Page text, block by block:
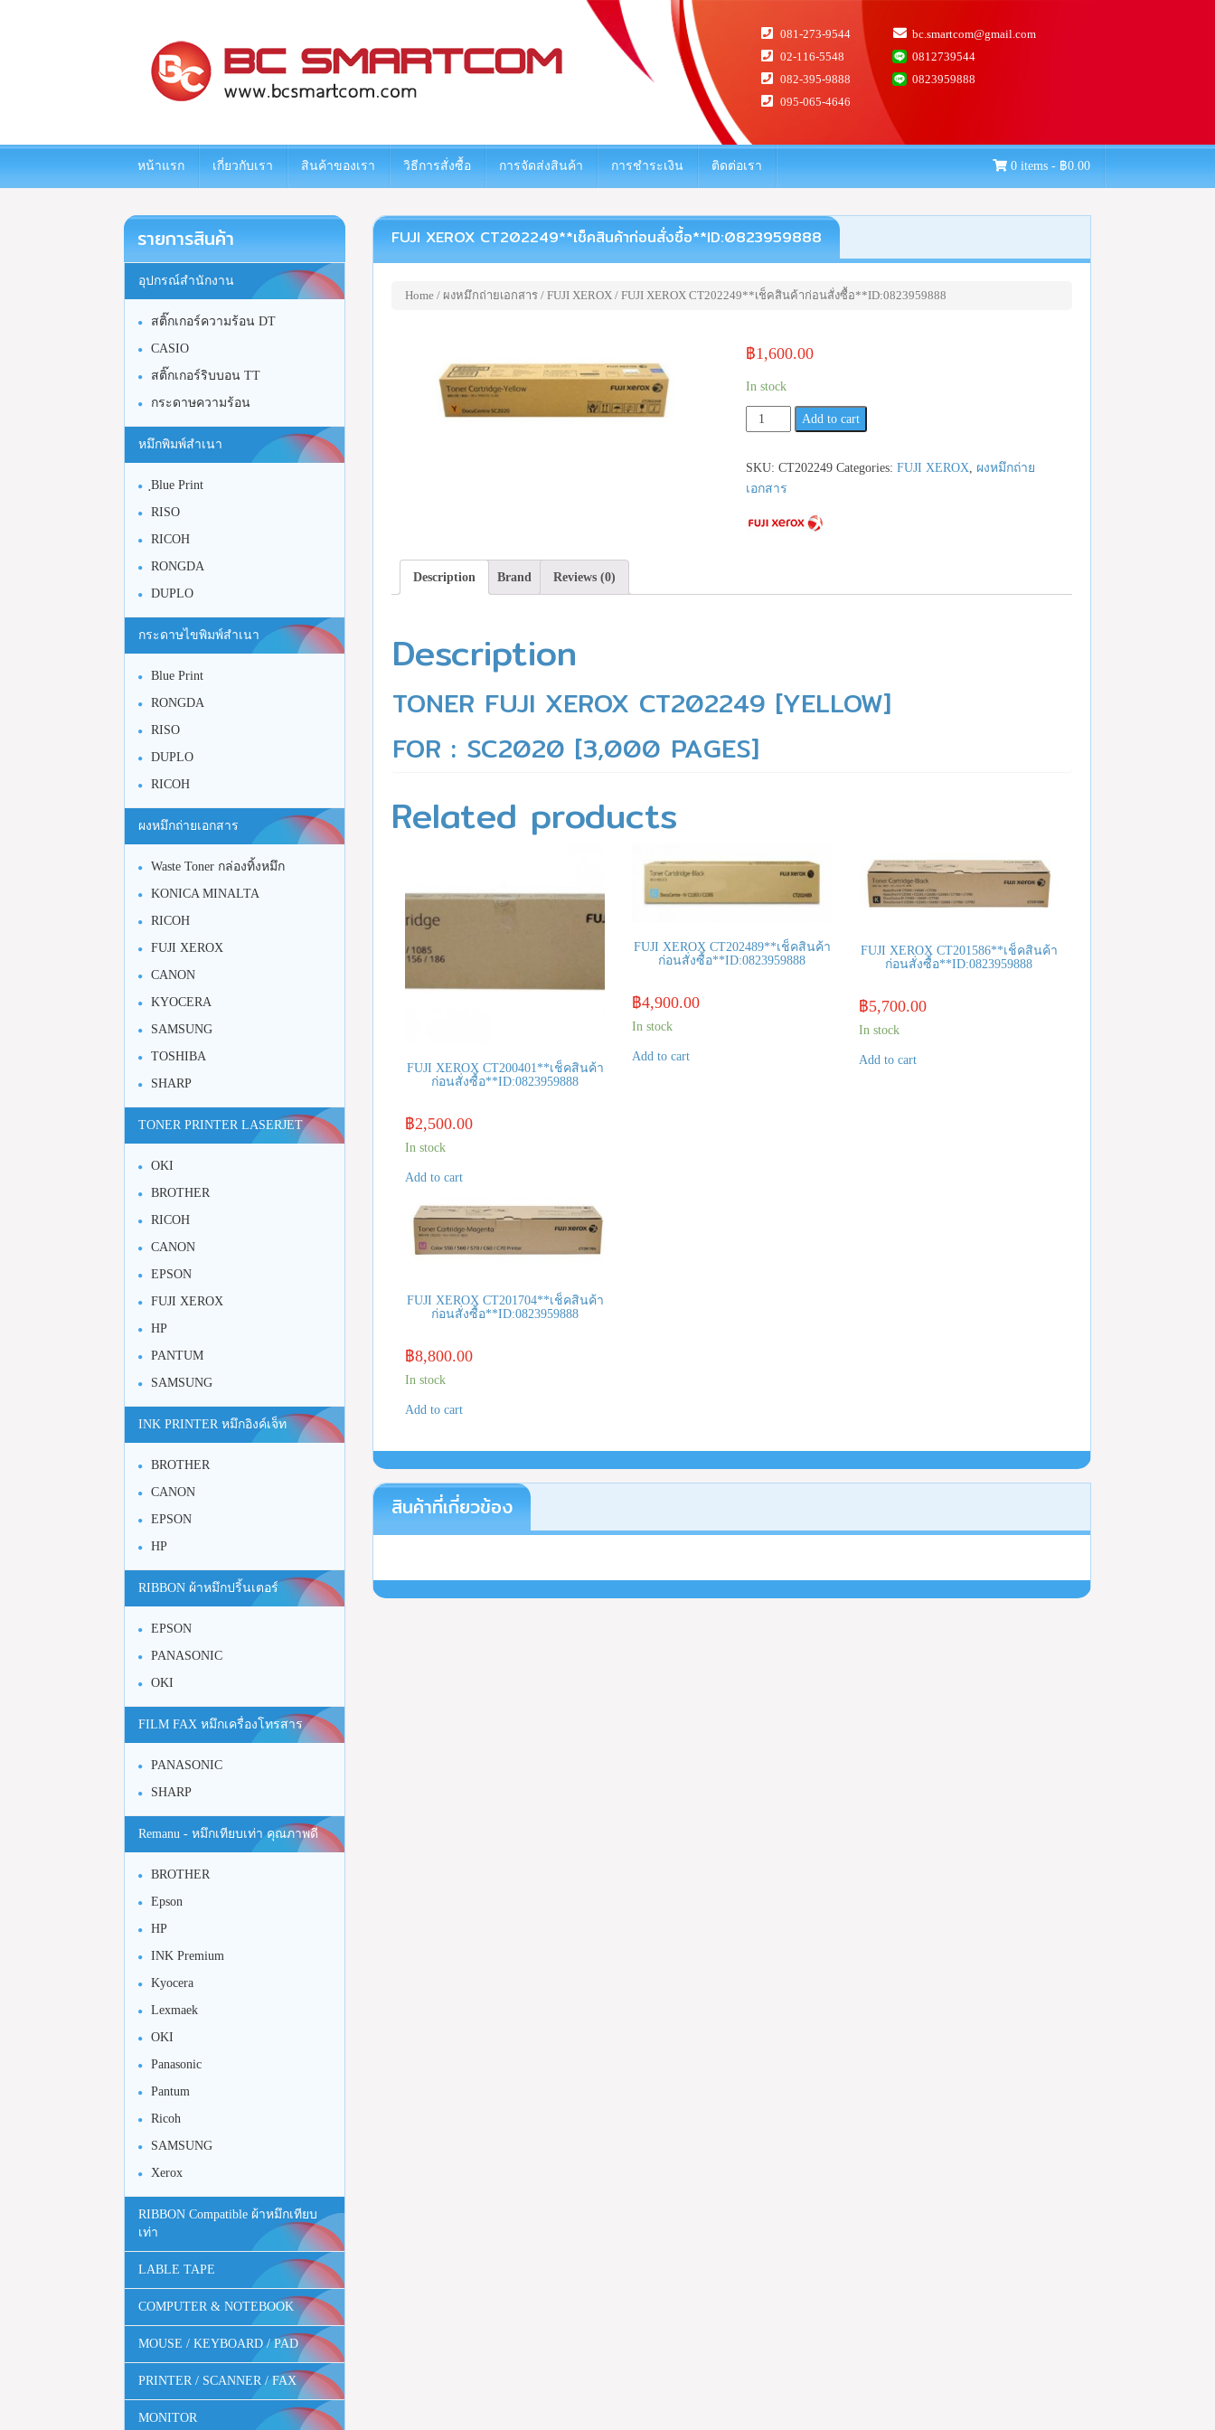
081-273-9544
bc.smartcom@gmail.com
02-116-5548
0812739544
082-395-9888
0823959888
095-065-4646
หน้าแรก เกี่ยวกับเรา สินค้าของเรา วิธีการสั่งซื้อ การจัดส่งสินค้า การชำระเงิน ติดต่อเรา 0 items - ฿0.00
FUJI XEROX CT202249**เช็คสินค้าก่อนสั่งซื้อ**ID:0823959888
Home / ผงหมึกถ่ายเอกสาร / FUJI XEROX / FUJI XEROX CT202249**เช็คสินค้าก่อนสั่งซื้อ**ID:0823959888
฿1,600.00
In stock
FUJI
XEROX
สั่ง
Add to cart
SKU: CT202249 Categories: FUJI XEROX, ผงหมึกถ่าย
เอกสาร
Description Brand Reviews (0)
Description
TONER FUJI XEROX CT202249 [YELLOW]
FOR : SC2020 [3,000 PAGES]
Related products
FUJI XEROX CT200401**เช็คสินค้า
ก่อนสั่งซื้อ**ID:0823959888
฿2,500.00
In stock
Add to cart
FUJI XEROX CT202489**เช็คสินค้า
ก่อนสั่งซื้อ**ID:0823959888
฿4,900.00
In stock
Add to cart
FUJI XEROX CT201586**เช็คสินค้า
ก่อนสั่งซื้อ**ID:0823959888
฿5,700.00
In stock
Add to cart
FUJI XEROX CT201704**เช็คสินค้า
ก่อนสั่งซื้อ**ID:0823959888
฿8,800.00
In stock
Add to cart
สินค้าที่เกี่ยวข้อง
รายการสินค้า
อุปกรณ์สำนักงาน
สติ๊กเกอร์ความร้อน DT
CASIO
สติ๊กเกอร์ริบบอน TT
กระดาษความร้อน
หมึกพิมพ์สำเนา
ฺBlue Print
RISO
RICOH
RONGDA
DUPLO
กระดาษไขพิมพ์สำเนา
Blue Print
RONGDA
RISO
DUPLO
RICOH
ผงหมึกถ่ายเอกสาร
Waste Toner กล่องทิ้งหมึก
KONICA MINALTA
RICOH
FUJI XEROX
CANON
KYOCERA
SAMSUNG
TOSHIBA
SHARP
TONER PRINTER LASERJET
OKI
BROTHER
RICOH
CANON
EPSON
FUJI XEROX
HP
PANTUM
SAMSUNG
INK PRINTER หมึกอิงค์เจ็ท
BROTHER
CANON
EPSON
HP
RIBBON ผ้าหมึกปริ้นเตอร์
EPSON
PANASONIC
OKI
FILM FAX หมึกเครื่องโทรสาร
PANASONIC
SHARP
Remanu - หมึกเทียบเท่า คุณภาพดี
BROTHER
Epson
HP
INK Premium
Kyocera
Lexmaek
OKI
Panasonic
Pantum
Ricoh
SAMSUNG
Xerox
RIBBON Compatible ผ้าหมึกเทียบ
เท่า
LABLE TAPE
COMPUTER & NOTEBOOK
MOUSE / KEYBOARD / PAD
PRINTER / SCANNER / FAX
MONITOR